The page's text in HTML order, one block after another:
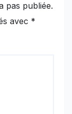
pas publiée.
avec *